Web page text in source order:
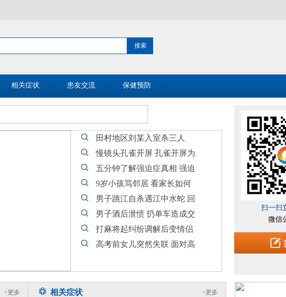
相关症状 患友交流 保健预防
田村地区刘某入室杀三人
慢镜头孔雀开屏 孔雀开屏为
五分钟了解强迫症真相 强迫
9岁小孩骂邻居 看家长如何
男子跳江自杀遇江中水蛇 回
男子酒后泄愤 扔单车造成交
打麻将起纠纷调解后变情侣
高考前女儿突然失联 面对高
扫一扫
微信
+更多 相关症状 +更多